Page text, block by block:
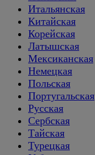
Итальянская
Китайская
Корейская
Латышская
Мексиканская
Немецкая
Польская
Португальская
Русская
Сербская
Тайская
Турецкая